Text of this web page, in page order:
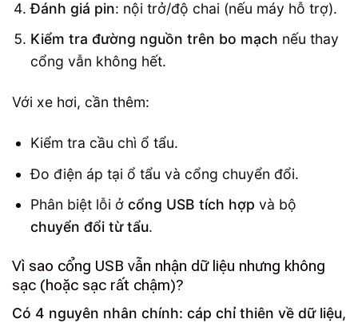
Đánh giá pin: nội trở/độ chai (nếu máy hỗ trợ).
Kiểm tra đường nguồn trên bo mạch nếu thay
cổng vẫn không hết.
Với xe hơi, cần thêm:
Kiểm tra cầu chì ổ tẩu.
Đo điện áp tại ổ tẩu và cổng chuyển đổi.
Phân biệt lỗi ở cổng USB tích hợp và bộ
chuyển đổi từ tẩu.
Vì sao cổng USB vẫn nhận dữ liệu nhưng không
sạc (hoặc sạc rất chậm)?
Có 4 nguyên nhân chính: cáp chỉ thiên về dữ liệu,